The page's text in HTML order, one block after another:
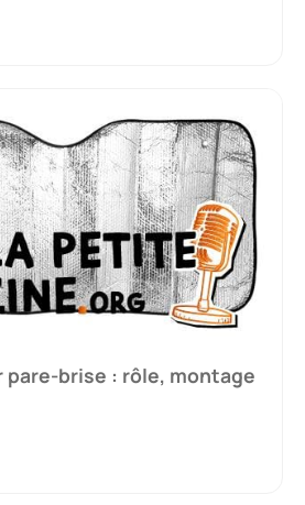
pare-brise : rôle, montage